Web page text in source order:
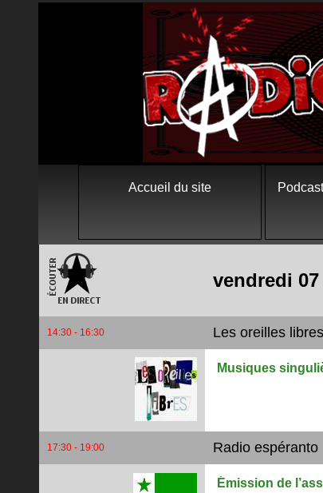
Accueil du site
vendredi
14:30 - 16:30 Les oreilles libres
Musiques
17:30 - 19:00 Radio espéranto
Émission de